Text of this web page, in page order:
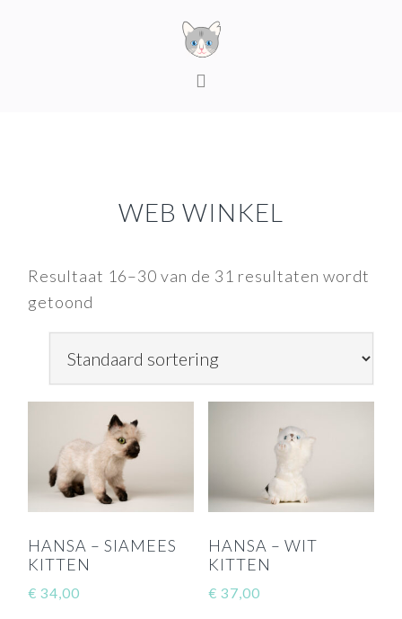
WEB WINKEL
Resultaat 16–30 van de 31 resultaten wordt
getoond
HANSA – SIAMEES
KITTEN
€ 34,00
HANSA – WIT
KITTEN
€ 37,00